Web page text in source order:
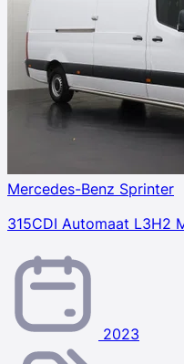
Mercedes-Benz Sprinter
315CDI Automaat L3H2
2023